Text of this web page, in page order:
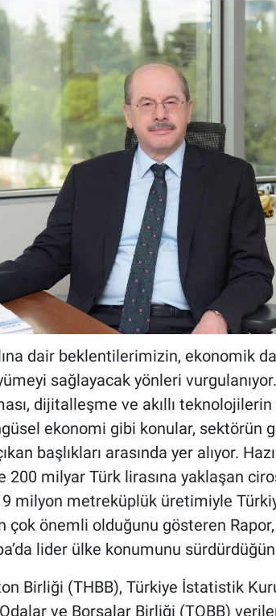
dair beklentilerimizin, ekonomik
sağlayacak yönleri
dijitalleşme ve akıllı
ekonomi gibi konular, sektörün
başlıkları arasında yer alıyor.
200 milyar Türk lirasına yaklaşan
milyon metreküplük üretimiyle
çok önemli olduğunu gösteren
lider ülke konumunu
Birliği (THBB), Türkiye İstatistik
ve Borsalar Birliği (TOBB)